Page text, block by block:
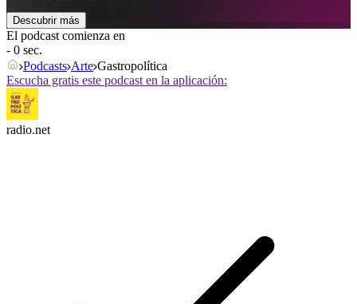
Descubrir más
El podcast comienza en
- 0 sec.
Podcasts Arte Gastropolítica
Escucha gratis este podcast en la aplicación:
radio.net